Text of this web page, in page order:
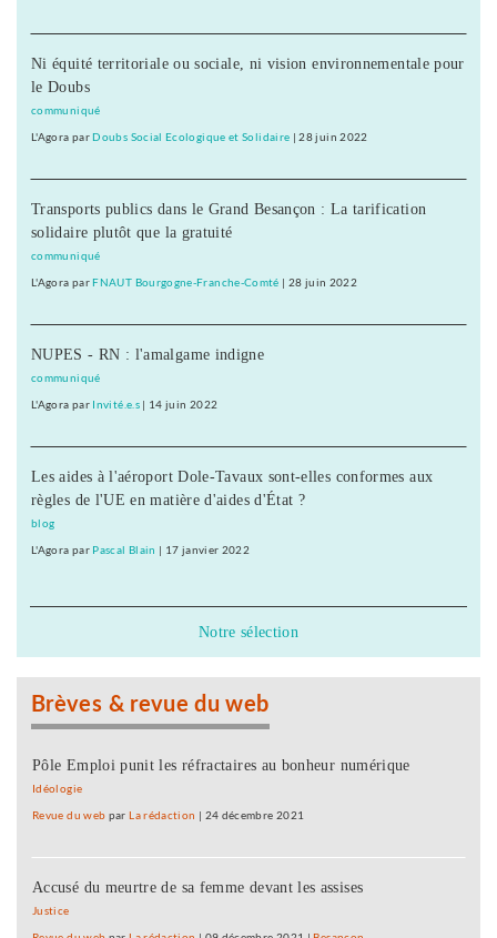
Ni équité territoriale ou sociale, ni vision environnementale pour
le Doubs
communiqué
L'Agora par Doubs Social Ecologique et Solidaire |28 juin 2022
Transports publics dans le Grand Besançon : La tarification
solidaire plutôt que la gratuité
communiqué
L'Agora par FNAUT Bourgogne-Franche-Comté 28 juin 2022
NUPES - RN : l'amalgame indigne
communiqué
L'Agora par Invité.e.s| 14 juin 2022
Les aides à l'aéroport Dole-Tavaux sont-elles conformes aux
règles de l'UE en matière d'aides d'État ?
blog
L'Agora par Pascal Blain 17 janvier 2022
Notre sélection
Brèves & revue du web
Pôle Emploi punit les réfractaires au bonheur numérique
Idéologie
Revue du web par La rédaction 24 décembre 2021
Accusé du meurtre de sa femme devant les assises
Justice